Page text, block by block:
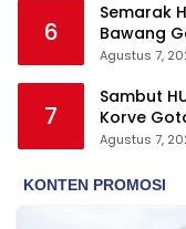
6
Semarak
Bawang
Agustus 7,
7
Sambut
Korve
Serentak
Agustus 7,